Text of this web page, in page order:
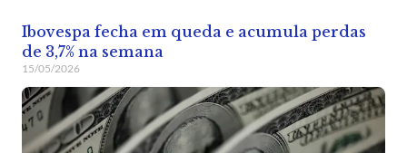
Ibovespa fecha em queda e acumula perdas
de 3,7% na semana
15/05/2026